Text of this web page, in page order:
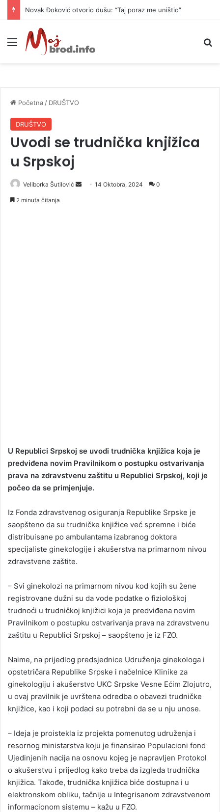
Novak Đoković otvorio dušu: “Taj poraz me uništio”
Meni
Početna / DRUŠTVO
DRUŠTVO
Uvodi se trudnička knjižica
u Srpskoj
Veliborka Šutilović 14 Oktobra, 2024 0
2 minuta čitanja
U Republici Srpskoj se uvodi trudnička knjižica koja je
predviđena novim Pravilnikom o postupku ostvarivanja
prava na zdravstvenu zaštitu u Republici Srpskoj, koji je
počeo da se primjenjuje.
Iz Fonda zdravstvenog osiguranja Republike Srpske je
saopšteno da su trudničke knjižice već spremne i biće
distribuisane po ambulantama izabranog doktora
specijaliste ginekologije i akušerstva na primarnom nivou
zdravstvene zaštite.
– Svi ginekolozi na primarnom nivou kod kojih su žene
registrovane dužni su da vode podatke o fiziološkoj
trudnoći u trudničkoj knjižici koja je predviđena novim
Pravilnikom o postupku ostvarivanja prava na zdravstvenu
zaštitu u Republici Srpskoj – saopšteno je iz FZO.
Naime, na prijedlog predsjednice Udruženja ginekologa i
opstetričara Republike Srpske i načelnice Klinike za
ginekologiju i akušerstvo UKC Srpske Vesne Ećim Zlojutro,
u ovaj pravilnik je uvrštena odredba o obavezi trudničke
knjižice, kao i koji podaci su potrebni da se u nju unose.
– Ideja je proistekla iz projekta pomenutog udruženja i
resornog ministarstva koju je finansirao Populacioni fond
Ujedinjenih nacija na osnovu kojeg je napravljen Protokol
o akušerstvu i prijedlog kako treba da izgleda trudnička
knjižica. Takođe, trudnička knjižica biće dostupna i u
elektronskom obliku, tačnije u Integrisanom zdravstvenom
informacionom sistemu – kažu u FZO.